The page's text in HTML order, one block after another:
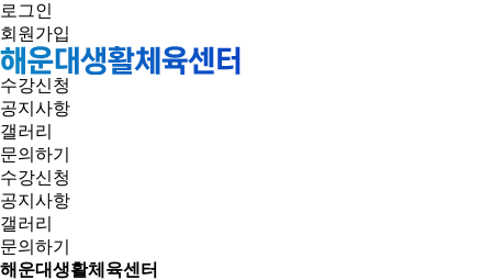
로그인
회원가입
수강신청
공지사항
갤러리
문의하기
수강신청
공지사항
갤러리
문의하기
해운대생활체육센터